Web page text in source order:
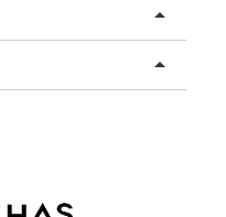
arrow_drop_up
arrow_drop_up